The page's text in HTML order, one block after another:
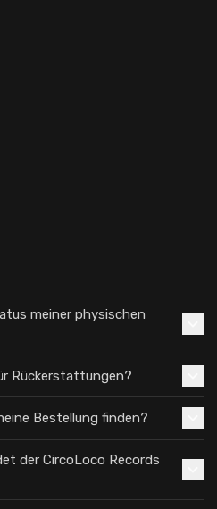
meiner physischen
Rückerstattungen?
Bestellung finden?
der CircoLoco Records